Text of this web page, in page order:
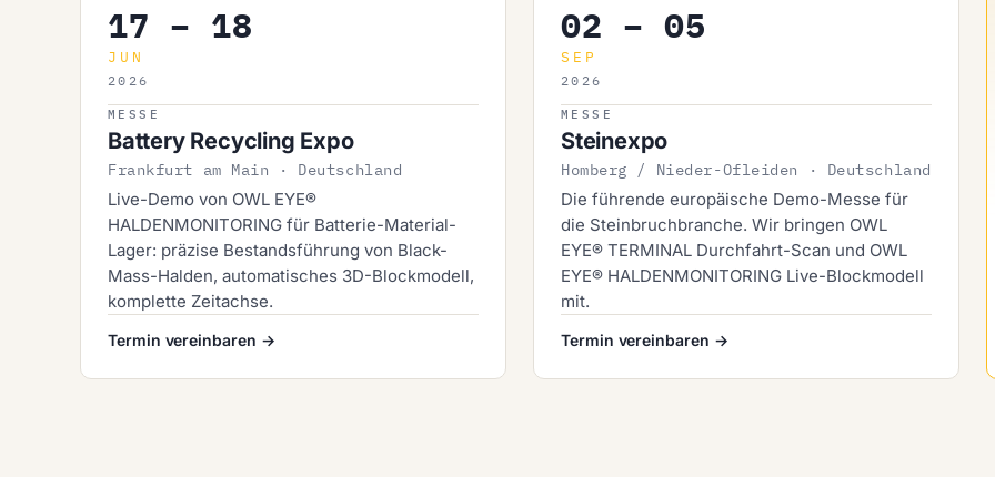
17 – 18
JUN
2026
MESSE
Battery Recycling Expo
Frankfurt am Main · Deutschland
Live-Demo von OWL EYE®
HALDENMONITORING für Batterie-Material-
Lager: präzise Bestandsführung von Black-
Mass-Halden, automatisches 3D-Blockmodell,
komplette Zeitachse.
Termin vereinbaren →
02 – 05
SEP
2026
MESSE
Steinexpo
Homberg / Nieder-Ofleiden · Deutschland
Die führende europäische Demo-Messe für
die Steinbruchbranche. Wir bringen OWL
EYE® TERMINAL Durchfahrt-Scan und OWL
EYE® HALDENMONITORING Live-Blockmodell
mit.
Termin vereinbaren →